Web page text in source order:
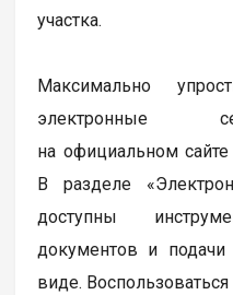
участка.
Максимально
электронные
на официальном
В разделе
доступны
документов и
виде.